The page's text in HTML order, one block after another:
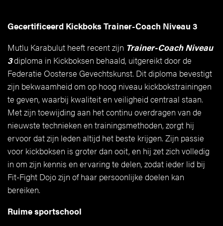
Gecertificeerd Kickboks Trainer-Coach Niveau 3
Mutlu Karabulut heeft recent zijn Trainer-Coach Niveau
3diploma in Kickboksen behaald, uitgereikt door de
Federatie Oosterse Gevechtskunst. Dit diploma bevestigt
zijn bekwaamheid om op hoog niveau kickbokstrainingen
te geven, waarbij kwaliteit en veiligheid centraal staan.
Met zijn toewijding aan het continu overdragen van de
nieuwste technieken en trainingsmethoden, zorgt hij
ervoor dat zijn leden altijd het beste krijgen. Zijn passie
voor kickboksen is groter dan ooit, en hij zet zich volledig
in om zijn kennis en ervaring te delen, zodat ieder lid bij
Fit-Fight Dojo zijn of haar persoonlijke doelen kan
bereiken.
Ruime sportschool